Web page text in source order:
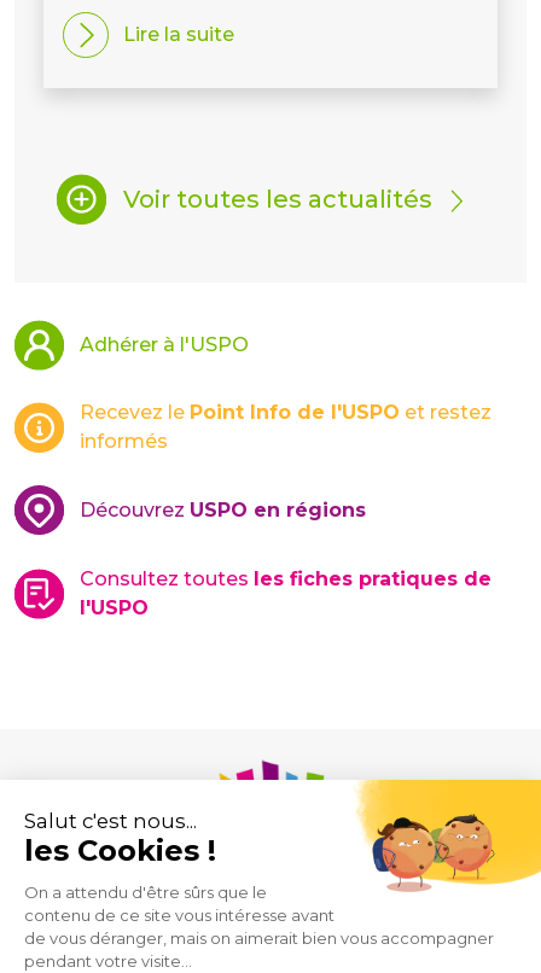
Lire la suite
Voir toutes les actualités
Adhérer à l'USPO
Recevez le Point Info de l'USPO et restez
informés
Découvrez USPO en régions
Consultez toutes les fiches pratiques de
l'USPO
Union des Syndicats de Pharmaciens d’Officine